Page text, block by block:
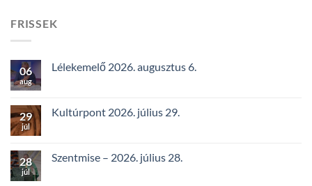
FRISSEK
06
aug
Lélekemelő 2026. augusztus 6.
29
júl
Kultúrpont 2026. július 29.
28
júl
Szentmise – 2026. július 28.